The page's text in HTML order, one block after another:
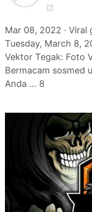
Mar 08, 2022 ·
Tuesday, March 8,
Vektor Tegak: Foto
Bermacam sosmed
Anda … 8